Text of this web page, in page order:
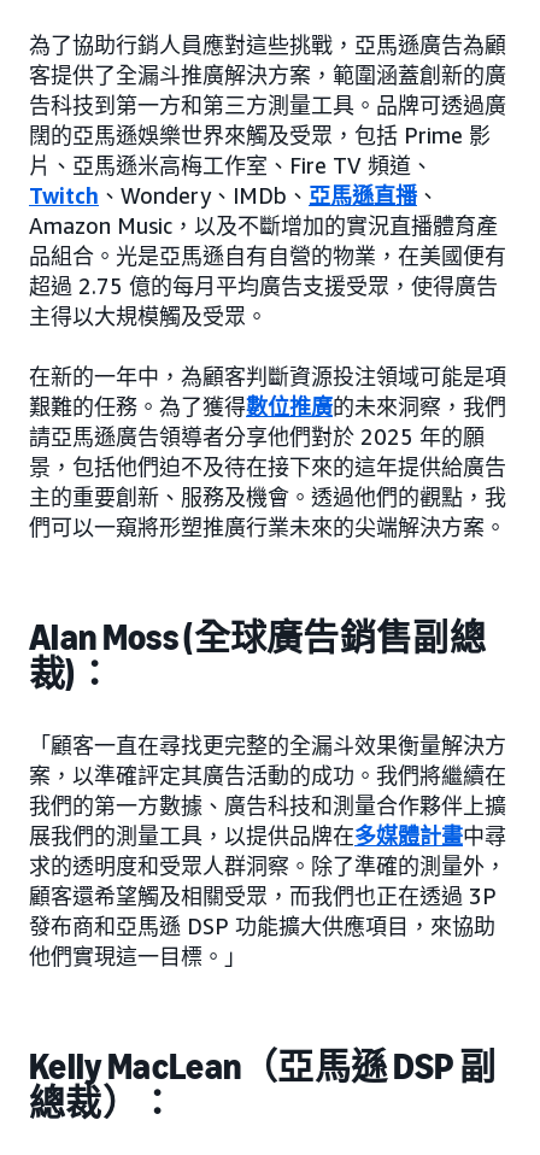
為了協助行銷人員應對這些挑戰，亞馬遜廣告為顧
客提供了全漏斗推廣解決方案，範圍涵蓋創新的廣
告科技到第一方和第三方測量工具。品牌可透過廣
闊的亞馬遜娛樂世界來觸及受眾，包括 Prime 影
片、亞馬遜米高梅工作室、Fire TV 頻道、
Twitch 、Wondery、IMDb、 亞馬遜直播、
Amazon Music，以及不斷增加的實況直播體育產
品組合。光是亞馬遜自有自營的物業，在美國便有
超過 2.75 億的每月平均廣告支援受眾，使得廣告
主得以大規模觸及受眾。
在新的一年中，為顧客判斷資源投注領域可能是項
艱難的任務。為了獲得數位推廣的未來洞察，我們
請亞馬遜廣告領導者分享他們對於 2025 年的願
景，包括他們迫不及待在接下來的這年提供給廣告
主的重要創新、服務及機會。透過他們的觀點，我
們可以一窺將形塑推廣行業未來的尖端解決方案。
Alan Moss (全球廣告銷售副總
裁)：
「顧客一直在尋找更完整的全漏斗效果衡量解決方
案，以準確評定其廣告活動的成功。我們將繼續在
我們的第一方數據、廣告科技和測量合作夥伴上擴
展我們的測量工具，以提供品牌在多媒體計畫中尋
求的透明度和受眾人群洞察。除了準確的測量外，
顧客還希望觸及相關受眾，而我們也正在透過 3P
發布商和亞馬遜 DSP 功能擴大供應項目，來協助
他們實現這一目標。」
Kelly MacLean（亞馬遜 DSP 副
總裁）：